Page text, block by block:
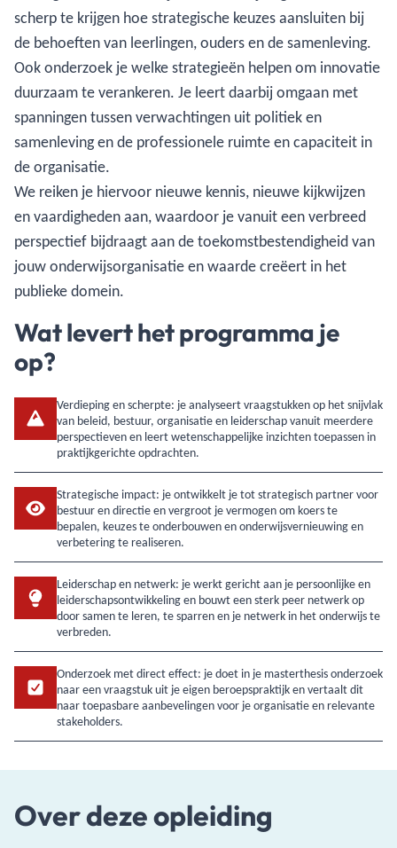
scherp te krijgen hoe strategische keuzes aansluiten bij
de behoeften van leerlingen, ouders en de samenleving.
Ook onderzoek je welke strategieën helpen om innovatie
duurzaam te verankeren. Je leert daarbij omgaan met
spanningen tussen verwachtingen uit politiek en
samenleving en de professionele ruimte en capaciteit in
de organisatie.
We reiken je hiervoor nieuwe kennis, nieuwe kijkwijzen
en vaardigheden aan, waardoor je vanuit een verbreed
perspectief bijdraagt aan de toekomstbestendigheid van
jouw onderwijsorganisatie en waarde creëert in het
publieke domein.
Wat levert het programma je
op?
Verdieping en scherpte: je analyseert vraagstukken op het snijvlak
van beleid, bestuur, organisatie en leiderschap vanuit meerdere
perspectieven en leert wetenschappelijke inzichten toepassen in
praktijkgerichte opdrachten.
Strategische impact: je ontwikkelt je tot strategisch partner voor
bestuur en directie en vergroot je vermogen om koers te
bepalen, keuzes te onderbouwen en onderwijsvernieuwing en
verbetering te realiseren.
Leiderschap en netwerk: je werkt gericht aan je persoonlijke en
leiderschapsontwikkeling en bouwt een sterk peer netwerk op
door samen te leren, te sparren en je netwerk in het onderwijs te
verbreden.
Onderzoek met direct effect: je doet in je masterthesis onderzoek
naar een vraagstuk uit je eigen beroepspraktijk en vertaalt dit
naar toepasbare aanbevelingen voor je organisatie en relevante
stakeholders.
Over deze opleiding